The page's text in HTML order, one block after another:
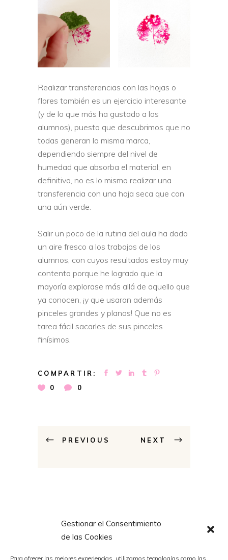
Gestionar el Consentimiento
de las Cookies
Para ofrecer las mejores experiencias, utilizamos tecnologías como las
Realizar transferencias con las hojas o
flores también es un ejercicio interesante
(y de lo que más ha gustado a los
alumnos), puesto que descubrimos que no
todas generan la misma marca,
dependiendo siempre del nivel de
humedad que absorba el material; en
definitiva, no es lo mismo realizar una
transferencia con una hoja seca que con
una aún verde.
Salir un poco de la rutina del aula ha dado
un aire fresco a los trabajos de los
alumnos, con cuyos resultados estoy muy
contenta porque he logrado que la
mayoría explorase más allá de aquello que
ya conocen, ¡y que usaran además
pinceles grandes y planos! Que no es
tarea fácil sacarles de sus pinceles
finísimos.
COMPARTIR:
0
0
PREVIOUS NEXT
Related Posts